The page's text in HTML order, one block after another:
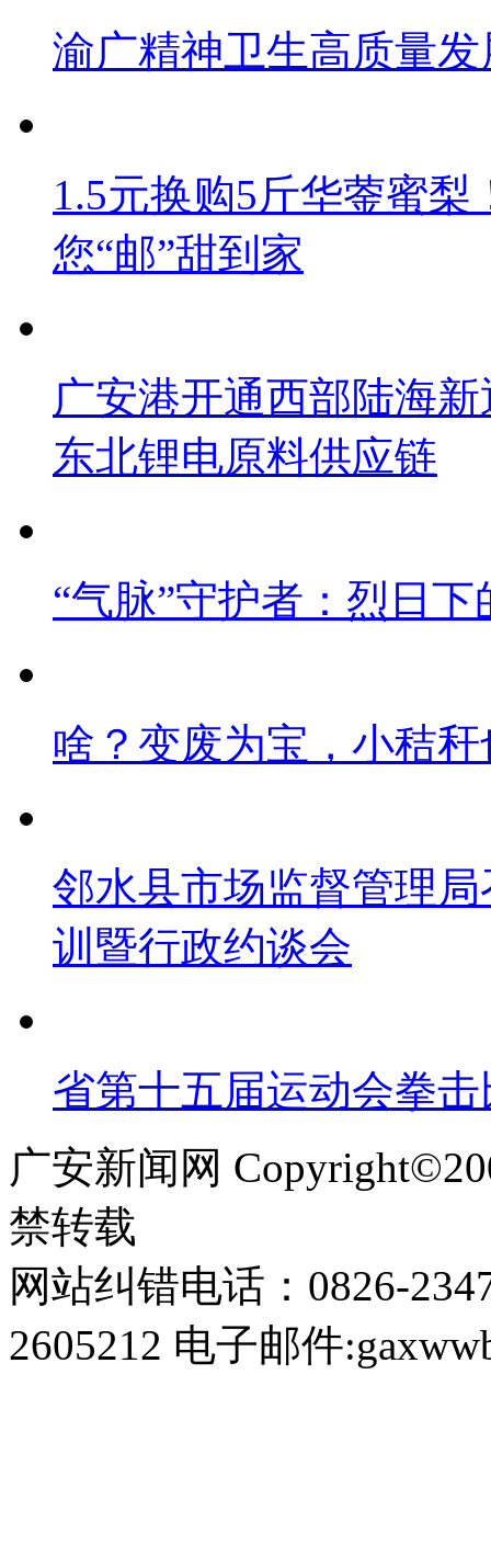
渝广精神卫生高质量
1.5元换购5斤华蓥蜜梨
您“邮”甜到家
广安港开通西部陆海
东北锂电原料供应链
“气脉”守护者：烈日下
啥？变废为宝，小秸
邻水县市场监督管理
训暨行政约谈会
省第十五届运动会拳
广安新闻网
禁转载
网站纠错电话：0826-
2605212 电子邮件